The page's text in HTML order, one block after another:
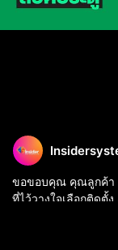
ขอขอบคุณ คุณลูกค้า
ที่ไว้วางใจเลือกติดตั้
📍สถานที่ติดตั้ง :